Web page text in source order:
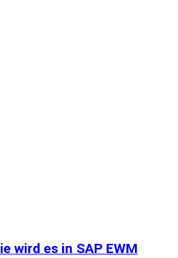
wird es in SAP EWM